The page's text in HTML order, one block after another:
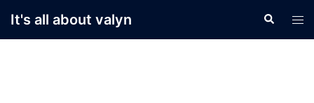
It's all about valyn Search